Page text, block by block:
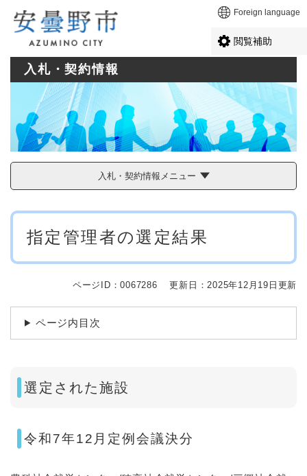
メニューを飛ばして本文へ Foreign language
閲覧補助
入札・契約情報
入札・契約情報メニュー
本
指定管理者の選定結果
ページID：0067286 更新日：2025年12月19日更新
ページ内目次
選定された施設
令和7年12月定例会議決分